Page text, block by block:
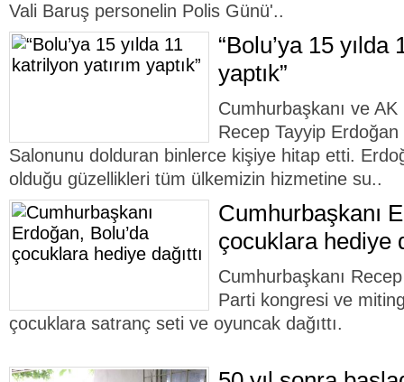
Vali Baruş personelin Polis Günü'..
“Bolu’ya 15 yılda
yaptık”
Cumhurbaşkanı ve
Recep Tayyip Erdoğan
Salonunu dolduran binlerce kişiye hitap etti.
olduğu güzellikleri tüm ülkemizin hizmetine su..
Cumhurbaşkanı
çocuklara hediye
Cumhurbaşkanı
Parti kongresi ve
çocuklara satranç seti ve oyuncak dağıttı.